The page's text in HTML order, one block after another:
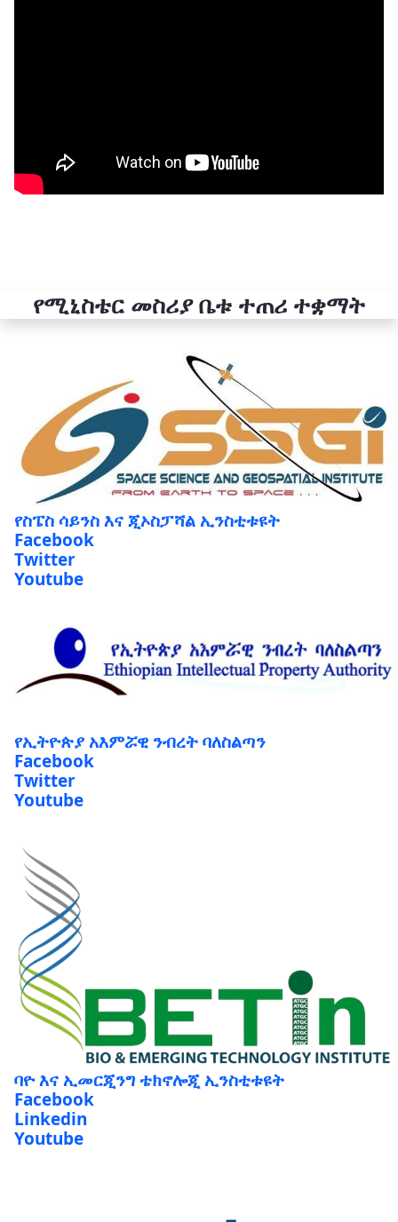
የሚኒስቴር መስሪያ ቤቱ ተጠሪ ተቋማት
የስፔስ ሳይንስ እና ጂኦስፓሻል ኢንስቲቱዩት
Facebook
Twitter
Youtube
የኢትዮጵያ አእምሯዊ ንብረት ባለስልጣን
Facebook
Twitter
Youtube
ባዮ እና ኢመርጂንግ ቴክኖሎጂ ኢንስቲቱዩት
Facebook
Linkedin
Youtube